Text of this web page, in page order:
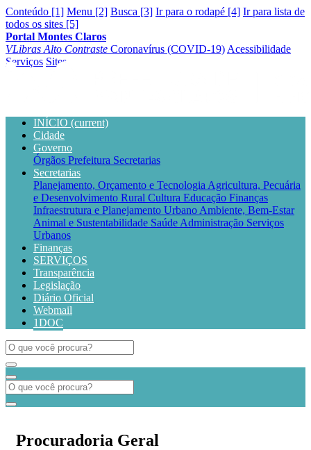
Conteúdo [1] Menu [2] Busca [3] Ir para o rodapé [4] Ir para lista de
todos os sites [5]
Portal Montes Claros
VLibras Alto Contraste Coronavírus (COVID-19) Acessibilidade
Serviços Sites
INÍCIO (current)
Cidade
Governo
Órgãos Prefeitura Secretarias
Secretarias
Planejamento, Orçamento e Tecnologia Agricultura, Pecuária
e Desenvolvimento Rural Cultura Educação Finanças
Infraestrutura e Planejamento Urbano Ambiente, Bem-Estar
Animal e Sustentabilidade Saúde Administração Serviços
Urbanos
Finanças
SERVIÇOS
Transparência
Legislação
Diário Oficial
Webmail
1DOC
Procuradoria Geral